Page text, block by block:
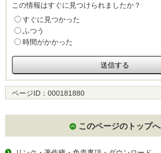
この情報はすぐに見つけられましたか？
すぐに見つかった
ふつう
時間がかかった
ページID： 000181880
このページのトップへ